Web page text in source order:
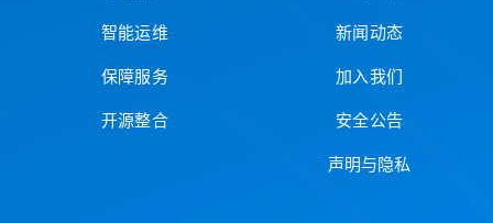
智能运维
保障服务
开源整合
新闻动态
加入我们
安全公告
声明与隐私